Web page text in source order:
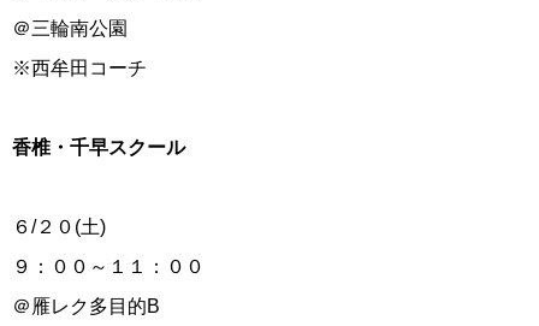
＠三輪南公園
※西牟田コーチ
香椎・千早スクール
６/２０(土)
９：００～１１：００
＠雁レク多目的B